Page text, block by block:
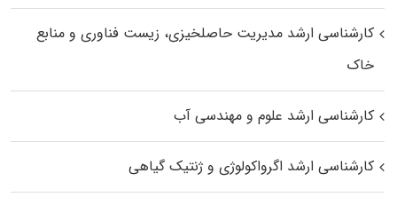
کارشناسی ارشد مدیریت حاصلخیزی، زیست فناوری و منابع
خاک
کارشناسی ارشد علوم و مهندسی آب
کارشناسی ارشد اگرواکولوژی و ژنتیک گیاهی